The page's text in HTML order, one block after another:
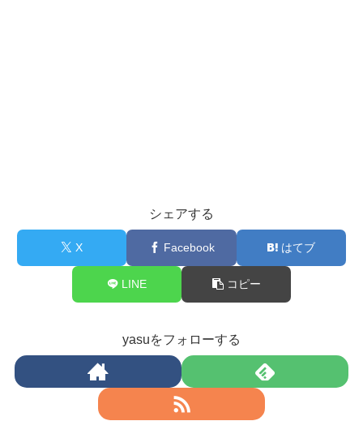
シェアする
X Facebook はてブ
LINE コピー
yasuをフォローする